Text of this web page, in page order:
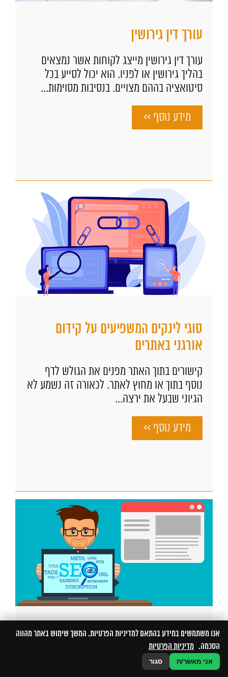
עורך דין גירושין
עורך דין גירושין מייצג לקוחות אשר נמצאים
בהליך גירושין או לפניו. הוא יכול לסייע בכל
סיטואציה בההם מצויים. בנסיבות מסוימות...
מידע נוסף >>
סוגי לינקים המשפיעים על קידום
אורגני באתרים
קישורים בתוך האתר מפנים את הגולש לדף
נוסף בתוך או מחוץ לאתר. לכאורה זה נשמע לא
הגיוני שבעל את ירצה...
מידע נוסף >>
קניית קישורים – כמה ואיך
אחת השאלות שעולות בהקשר של קניית
אנו משתמשים במידע בהתאם למדיניות הפרטיות. המשך שימוש באתר מהווה
הסכמה. מדיניות הפרטיות
אני מאשר/ת סגור